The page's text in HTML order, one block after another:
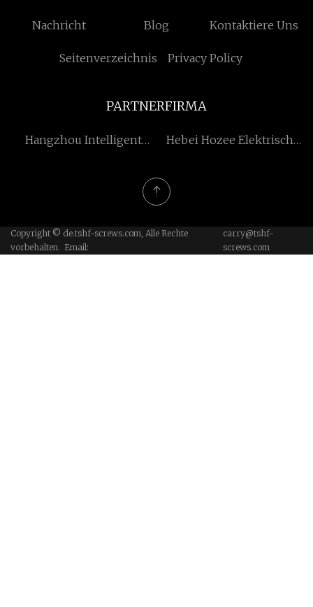
Nachricht Blog Kontaktiere Uns
Seitenverzeichnis Privacy Policy
PARTNERFIRMA
Hangzhou Intelligent
Hebei Hozee Elektrisch
Copyright © de.tshf-screws.com, Alle Rechte
vorbehalten. Email:
carry@tshf-
screws.com